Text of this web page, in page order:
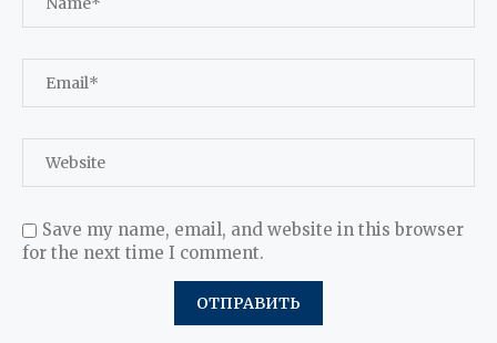
Save my name, email, and website in this browser
for the next time I comment.